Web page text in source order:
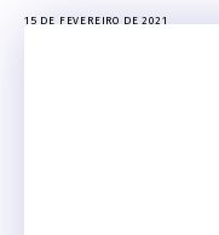
15 DE FEVEREIRO DE 2021